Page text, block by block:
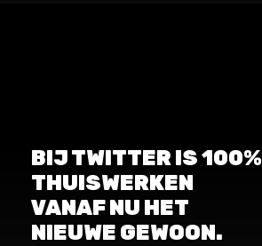
BIJ TWITTER IS 100%
THUISWERKEN
VANAF NU HET
NIEUWE GEWOON.